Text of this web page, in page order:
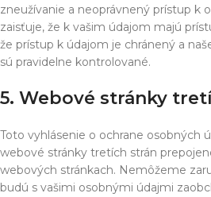
zneužívanie a neoprávnený prístup k
zaisťuje, že k vašim údajom majú
že prístup k údajom je chránený a
sú pravidelne kontrolované.
5. Webové stránky
Toto vyhlásenie o ochrane osobných
webové stránky tretích strán
webových stránkach. Nemôžeme
budú s vašimi osobnými údajmi